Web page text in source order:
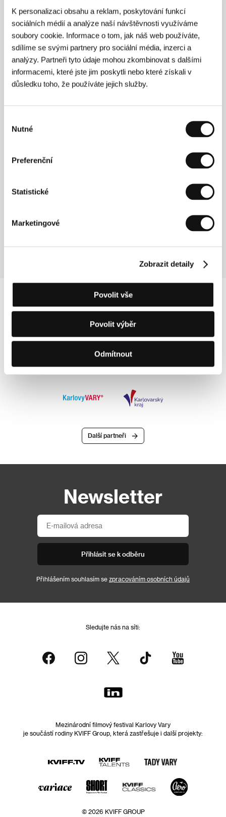
K personalizaci obsahu a reklam, poskytování funkcí
sociálních médií a analýze naší návštěvnosti využíváme
soubory cookie. Informace o tom, jak náš web používáte,
sdílíme se svými partnery pro sociální média, inzerci a
analýzy. Partneři tyto údaje mohou zkombinovat s dalšími
informacemi, které jste jim poskytli nebo které získali v
důsledku toho, že používáte jejich služby.
souhlasu
Nutné
Preferenční
Statistické
Marketingové
Zobrazit detaily
Povolit vše
Povolit výběr
Odmítnout
Režie: Peter Strickland, Nick Fenton / Velká Británie,
Island, 2014, 97 min
Sekce:Zvláštní uvedení
Bomba s pánem v jeho botě
(The Bomb with a Man in His Shoe)
Režie: Ben Rivers / Velká Británie, 2005, 15 min
Bota
(Bota)
Kosovo, 2014, 100 min
Budoucí lidstvo
Režie: Ben Rivers / Velká Británie, 2006, 5 min
Další partneři
Newsletter
Přihlásit se k odběru
Přihlášením souhlasím se zpracováním osobních údajů
Sledujte nás na síti:
Mezinárodní filmový festival Karlovy Vary
je součástí rodiny KVIFF Group, která zastřešuje i další projekty:
© 2026 KVIFF GROUP